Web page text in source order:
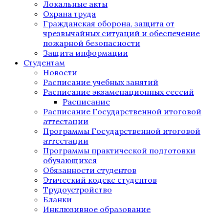
Локальные акты
Охрана труда
Гражданская оборона, защита от
чрезвычайных ситуаций и обеспечение
пожарной безопасности
Защита информации
Студентам
Новости
Расписание учебных занятий
Расписание экзаменационных сессий
Расписание
Расписание Государственной итоговой
аттестации
Программы Государственной итоговой
аттестации
Программы практической подготовки
обучающихся
Обязанности студентов
Этический кодекс студентов
Трудоустройство
Бланки
Инклюзивное образование